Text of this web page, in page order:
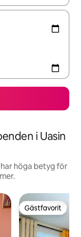
i Uasin
höga betyg för
Gästfavorit
Gästfavorit